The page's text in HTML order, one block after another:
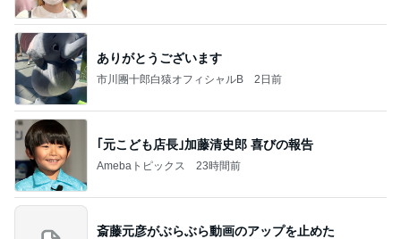
ありがとうございます
市川團十郎白猿オフィシャルB 2日前
｢元こども店長｣加藤清史郎 喜びの報告
Amebaトピックス 23時間前
斎藤元彦がぶらぶら動画のアップを止めた